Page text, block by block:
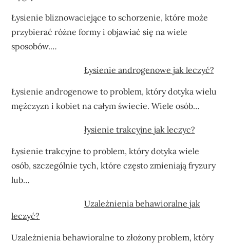
Łysienie bliznowaciejące to schorzenie, które może
przybierać różne formy i objawiać się na wiele
sposobów.…
Łysienie androgenowe jak leczyć?
Łysienie androgenowe to problem, który dotyka wielu
mężczyzn i kobiet na całym świecie. Wiele osób…
łysienie trakcyjne jak leczyc?
Łysienie trakcyjne to problem, który dotyka wiele
osób, szczególnie tych, które często zmieniają fryzury
lub…
Uzależnienia behawioralne jak
leczyć?
Uzależnienia behawioralne to złożony problem, który